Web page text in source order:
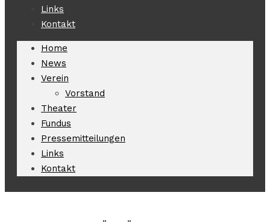
Links
Kontakt
Home
News
Verein
Vorstand
Theater
Fundus
Pressemitteilungen
Links
Kontakt